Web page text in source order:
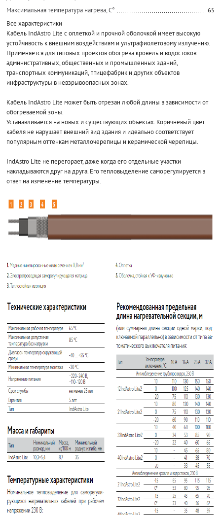
Максимальная температура нагрева, С°
65
Все характеристики
Кабель IndAstro Lite с оплеткой и прочной оболочкой имеет высокую
устойчивость к внешним воздействиям и ультрафиолетовому излучению.
Применяется для типовых проектов обогрева кровель и водостоков
административных, общественных и промышленных зданий,
транспортных коммуникаций, птицефабрик и других объектов
инфраструктуры в невзрывоопасных зонах.
Кабель IndAstro Lite может быть отрезан любой длины в зависимости от
обогреваемой зоны.
Устанавливается на новых и существующих объектах. Коричневый цвет
кабеля не нарушает внешний вид здания и идеально соответствует
популярным оттенкам металлочерепицы и керамической черепицы.
IndAstro Lite не перегорает, даже когда его отдельные участки
накладываются друг на друга. Его тепловыделение саморегулируется в
ответ на изменение температуры.